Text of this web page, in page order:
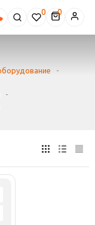
0
-
-